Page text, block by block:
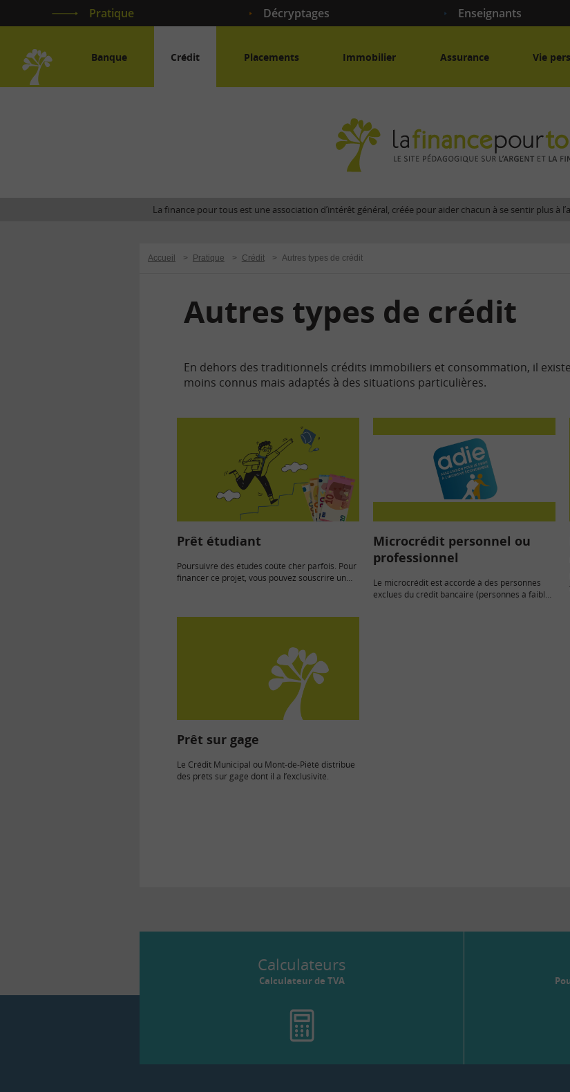
Pratique Décryptages Enseignants
Banque Crédit Placements Immobilier Assurance Vie
La finance pour tous est une association d’intérêt général, créée pour aider chacun à se sentir plus à
Accueil > Pratique > Crédit > Autres types de crédit
Autres types de crédit
En dehors des traditionnels crédits immobiliers et consommation, il
moins connus mais adaptés à des situations particulières.
Prêt étudiant
Poursuivre des études coûte cher parfois. Pour
financer ce projet, vous pouvez souscrire un
Microcrédit personnel ou
professionnel
Le microcrédit est accordé à des personnes
exclues du crédit bancaire (personnes à faibles
Prêt sur gage
Le Crédit Municipal ou Mont-de-Piété distribue
des prêts sur gage dont il a l’exclusivité.
Calculateurs
Calculateur de TVA